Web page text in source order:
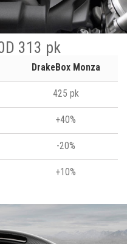
313 pk
DrakeBox Monza
425 pk
+40%
-20%
+10%